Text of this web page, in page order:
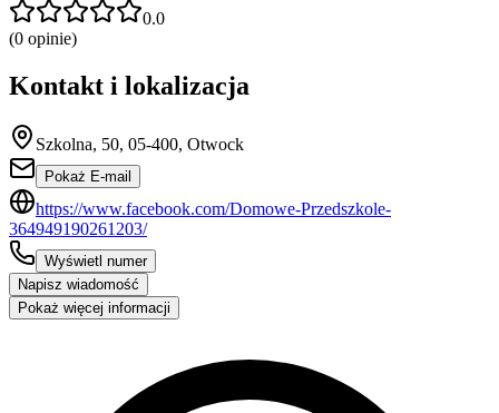
0.0
(0 opinie)
Kontakt i lokalizacja
Szkolna, 50, 05-400, Otwock
Pokaż E-mail
https://www.facebook.com/Domowe-Przedszkole-
364949190261203/
Wyświetl numer
Napisz wiadomość
Pokaż więcej informacji